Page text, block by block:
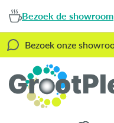
Bezoek de showroom
Bezoek onze